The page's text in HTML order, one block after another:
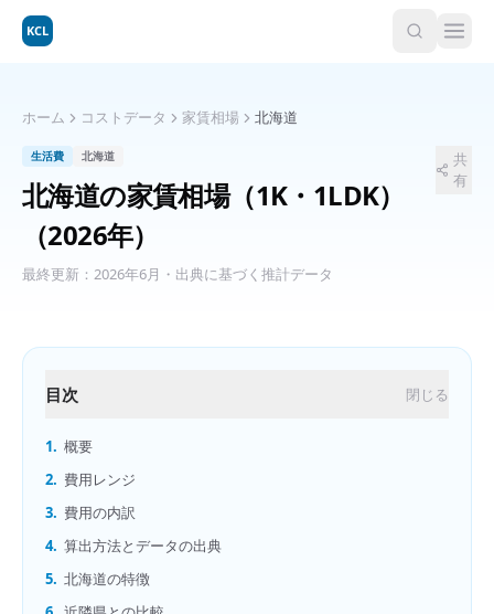
KCL
ホーム コストデータ 家賃相場 北海道
生活費 北海道
北海道の家賃相場（1K・1LDK）
（2026年）
最終更新： 2026年6月 ・出典に基づく推計データ
共
有
目次 閉じる
1. 概要
2. 費用レンジ
3. 費用の内訳
4. 算出方法とデータの出典
5. 北海道の特徴